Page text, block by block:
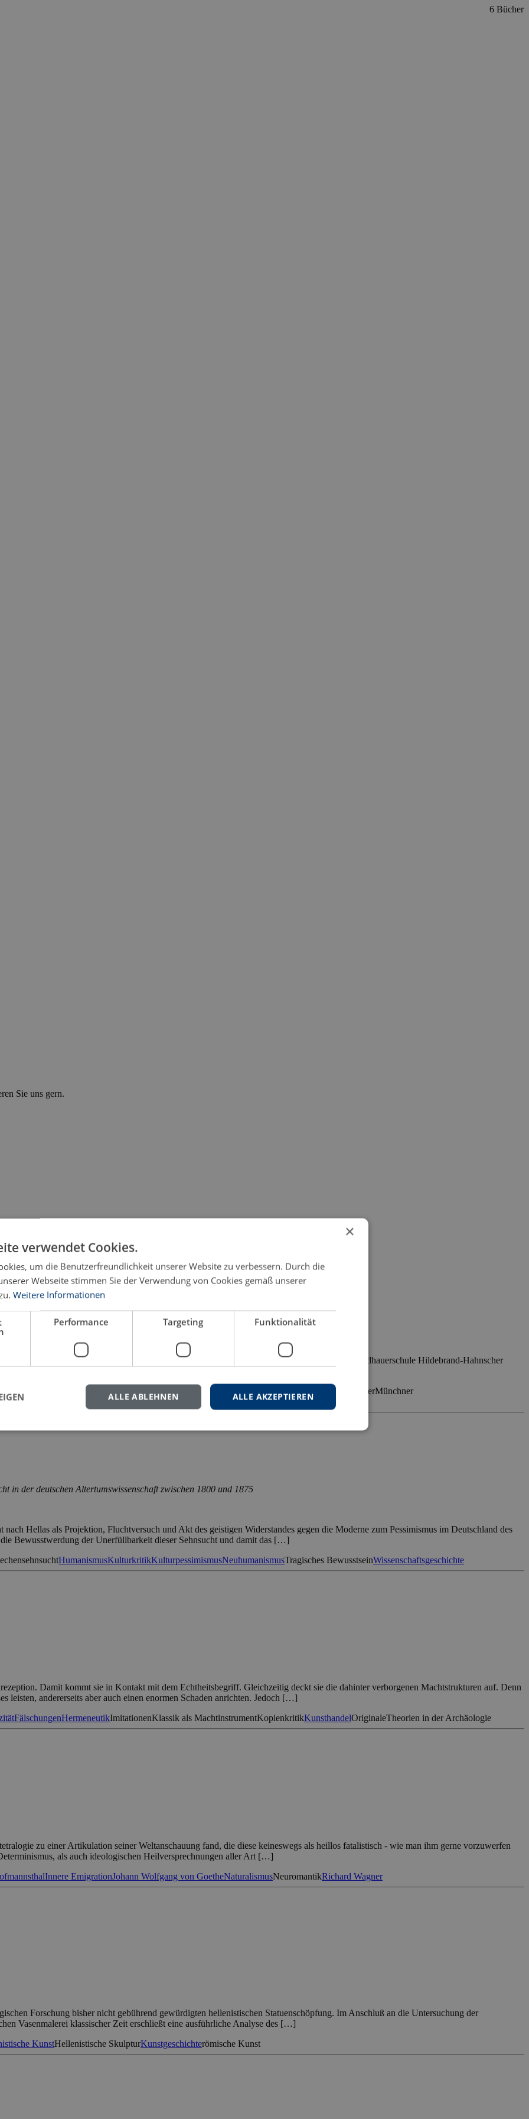
6 Bücher
Sie uns gern.
Ludwig Kasper (1893–1945)
sich die Autorin dem künstlerischen Erbe eines der authentischsten Vertreter der Münchner Bildhauerschule Hildebrand-Hahnscher
Akt, verpflichtet, beschäftigte ihn der Vorrang der rein bildhauerischen […]
Klosterstraße Deutschland Ludwig KasperMünchner
in der deutschen Altertumswissenschaft zwischen 1800 und 1875
Hellas als Projektion, Fluchtversuch und Akt des geistigen Widerstandes gegen die Moderne zum Pessimismus im Deutschland des
Bewusstwerdung der Unerfüllbarkeit dieser Sehnsucht und damit das […]
HumanismusKulturkritikKulturpessimismusNeuhumanismusTragisches BewusstseinWissenschaftsgeschichte
Damit kommt sie in Kontakt mit dem Echtheitsbegriff. Gleichzeitig deckt sie die dahinter verborgenen Machtstrukturen auf. Denn
leisten, andererseits aber auch einen enormen Schaden anrichten. Jedoch […]
FälschungenHermeneutikImitationenKlassik als MachtinstrumentKopienkritikKunsthandelOriginaleTheorien in der Archäologie
zu einer Artikulation seiner Weltanschauung fand, die diese keineswegs als heillos fatalistisch - wie man ihm gerne vorzuwerfen
als auch ideologischen Heilversprechnungen aller Art […]
Innere EmigrationJohann Wolfgang von GoetheNaturalismusNeuromantikRichard Wagner
Forschung bisher nicht gebührend gewürdigten hellenistischen Statuenschöpfung. Im Anschluß an die Untersuchung der
Vasenmalerei klassischer Zeit erschließt eine ausführliche Analyse des […]
KunstHellenistische SkulpturKunstgeschichterömische Kunst
×
verwendet Cookies.
um die Benutzerfreundlichkeit unserer Website zu verbessern. Durch die
Webseite stimmen Sie der Verwendung von Cookies gemäß unserer
Weitere Informationen
Performance Targeting Funktionalität
ALLE AKZEPTIEREN
ALLE ABLEHNEN